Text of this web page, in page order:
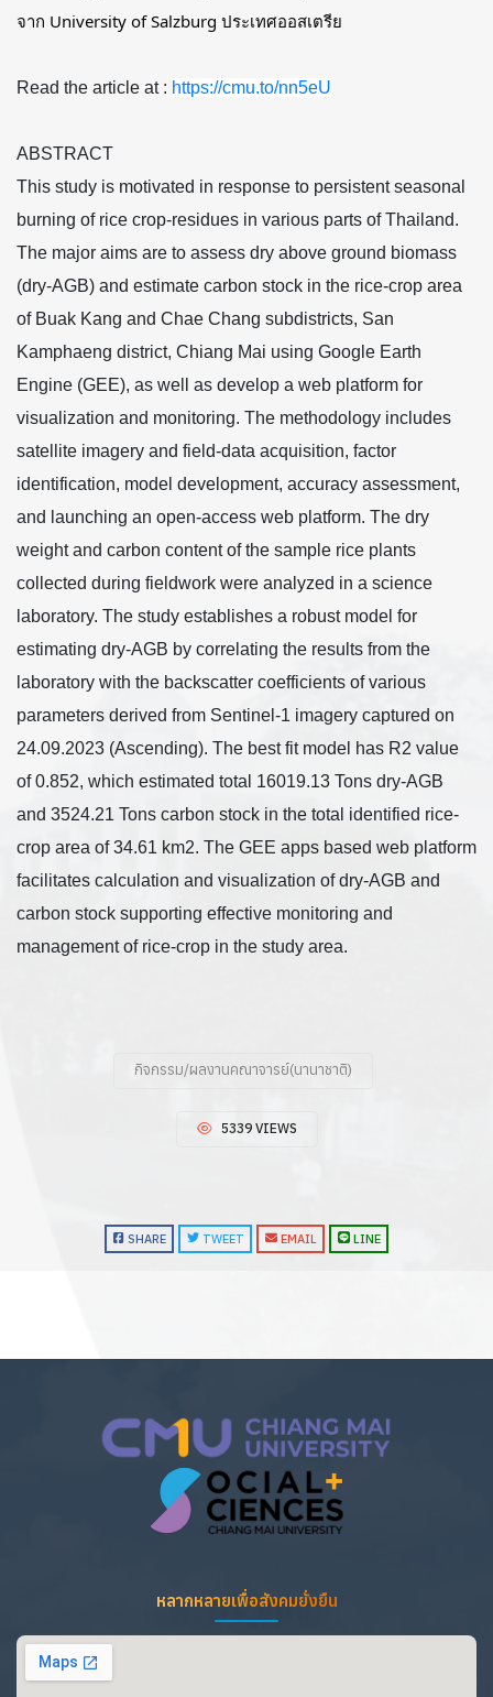
จาก University of Salzburg ประเทศออสเตรีย
Read the article at : https://cmu.to/nn5eU
ABSTRACT
This study is motivated in response to persistent seasonal
burning of rice crop-residues in various parts of Thailand.
The major aims are to assess dry above ground biomass
(dry-AGB) and estimate carbon stock in the rice-crop area
of Buak Kang and Chae Chang subdistricts, San
Kamphaeng district, Chiang Mai using Google Earth
Engine (GEE), as well as develop a web platform for
visualization and monitoring. The methodology includes
satellite imagery and field-data acquisition, factor
identification, model development, accuracy assessment,
and launching an open-access web platform. The dry
weight and carbon content of the sample rice plants
collected during fieldwork were analyzed in a science
laboratory. The study establishes a robust model for
estimating dry-AGB by correlating the results from the
laboratory with the backscatter coefficients of various
parameters derived from Sentinel-1 imagery captured on
24.09.2023 (Ascending). The best fit model has R2 value
of 0.852, which estimated total 16019.13 Tons dry-AGB
and 3524.21 Tons carbon stock in the total identified rice-
crop area of 34.61 km2. The GEE apps based web platform
facilitates calculation and visualization of dry-AGB and
carbon stock supporting effective monitoring and
management of rice-crop in the study area.
กิจกรรม/ผลงานคณาจารย์(นานาชาติ)
5339 VIEWS
SHARE TWEET EMAIL LINE
หลากหลายเพื่อสังคมยั่งยืน